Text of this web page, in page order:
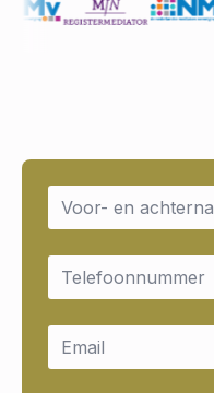
Name
Email
Email